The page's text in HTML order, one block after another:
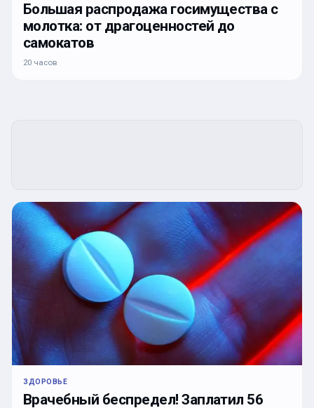
Большая распродажа госимущества с
молотка: от драгоценностей до
самокатов
20 часов
ЗДОРОВЬЕ
Врачебный беспредел! Заплатил 56